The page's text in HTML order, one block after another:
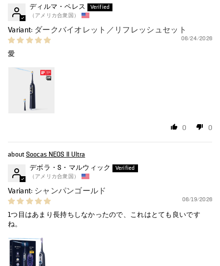
ディルマ・ペレス
（アメリカ合衆国）
ダークバイオレット／リフレッシュセット
06/24/2026
愛
0 0
Soocas NEOS II Ultra
デボラ・S・マルウィック
（アメリカ合衆国）
シャンパンゴールド
06/19/2026
1つ目はあまり長持ちしなかったので、これはとても良いです
ね。